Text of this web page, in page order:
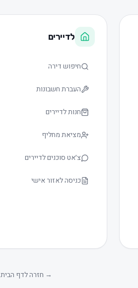
לדיירים
חיפוש דירה
העברת חשבונות
חנות לדיירים
מציאת מחליף
צ׳אט סוכנים לדיירים
כניסה לאזור אישי
→ חזרה לדף הבית